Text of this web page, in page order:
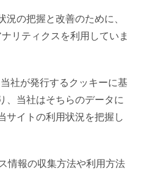
の把握と改善のために、
リティクスを利用していま
社が発行するクッキーに基
、当社はそちらのデータに
サイトの利用状況を把握し
情報の収集方法や利用方法